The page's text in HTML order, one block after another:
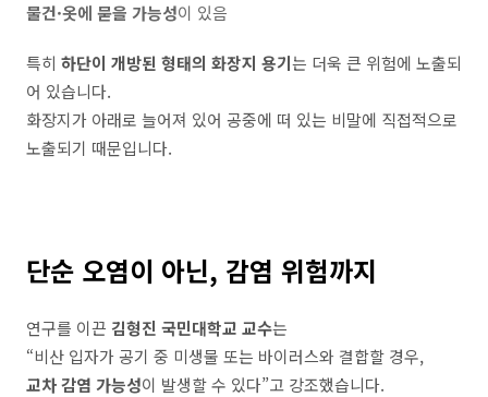
물건·옷에 묻을 가능성이 있음
특히 하단이 개방된 형태의 화장지 용기는 더욱 큰 위험에 노출되
어 있습니다.
화장지가 아래로 늘어져 있어 공중에 떠 있는 비말에 직접적으로
노출되기 때문입니다.
단순 오염이 아닌, 감염 위험까지
연구를 이끈 김형진 국민대학교 교수는
“비산 입자가 공기 중 미생물 또는 바이러스와 결합할 경우,
교차 감염 가능성이 발생할 수 있다”고 강조했습니다.